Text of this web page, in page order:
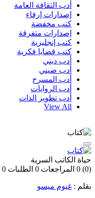
أدب الثقافة العامة
إصدارات إرفاء
كتب مخفضة
إصدارات متفرقة
كتب إنجليزية
كتب قضايا فكرية
أدب ديني
أدب صيني
أدب المسرح
أدب الروايات
أدب تطوير الذات
View All
حياة الكاتب السرية
(0)
0 المراجعات 0 الطلبات 0
بقلم : غيوم ميسو